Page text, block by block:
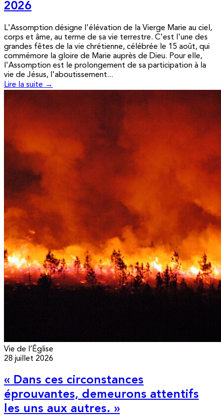
2026
L'Assomption désigne l'élévation de la Vierge Marie au ciel,
corps et âme, au terme de sa vie terrestre. C'est l'une des
grandes fêtes de la vie chrétienne, célébrée le 15 août, qui
commémore la gloire de Marie auprès de Dieu. Pour elle,
l'Assomption est le prolongement de sa participation à la
vie de Jésus, l'aboutissement...
Lire la suite →
Vie de l’Église
28 juillet 2026
« Dans ces circonstances
éprouvantes, demeurons attentifs
les uns aux autres. »